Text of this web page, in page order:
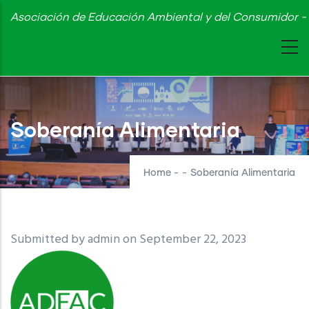
Skip
content
Asociación de Educación Ambiental y del Consumidor
Soberanía Alimentaria
Home - - Soberanía Alimentaria
Submitted byadminon September 22, 2023